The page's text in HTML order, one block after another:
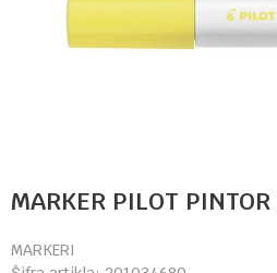
MARKER PILOT
MARKERI